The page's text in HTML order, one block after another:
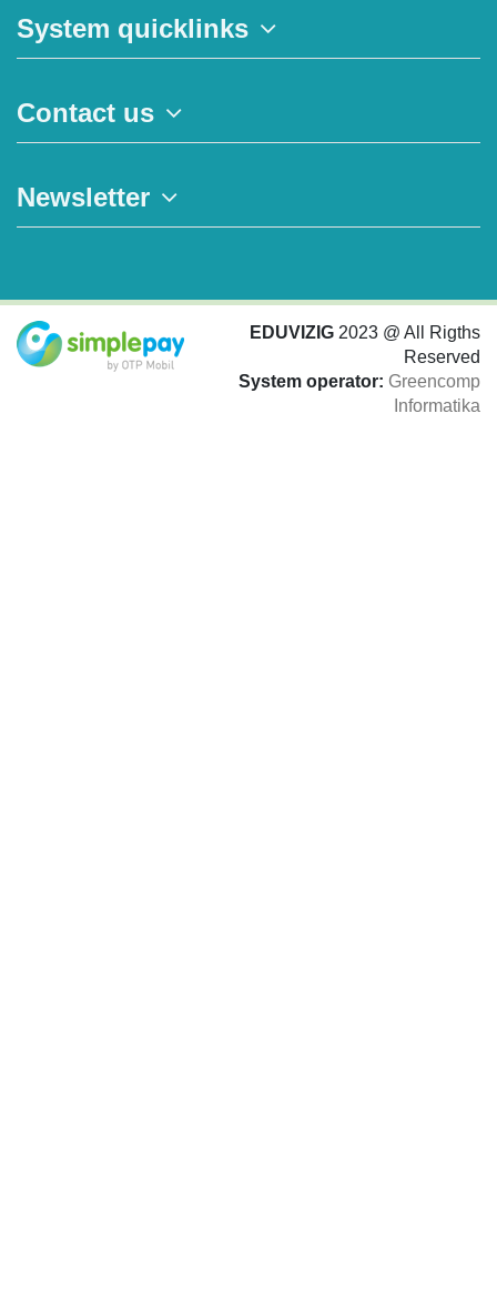
System quicklinks
Contact us
Newsletter
EDUVIZIG 2023 @ All Rigths
Reserved
System operator: Greencomp
Informatika